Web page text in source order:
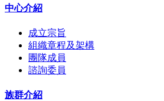
中心介紹
成立宗旨
組織章程及架構
團隊成員
諮詢委員
族群介紹